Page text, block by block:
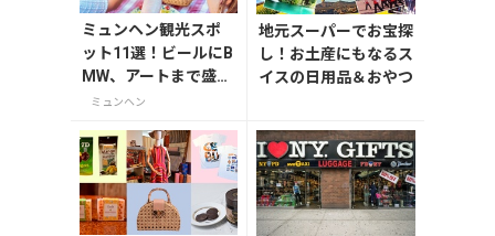
ミュンヘン観光スポ
ット11選！ビールにB
MW、アートまで盛り
だくさん
ミュンヘン
地元スーパーでお宝探
し！お土産にもなるス
イスの日用品＆おやつ